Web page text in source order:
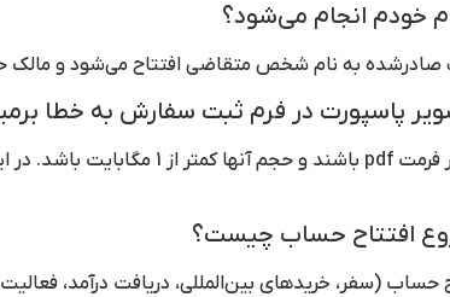
خودم انجام می‌شود؟
صادرشده به نام شخص متقاضی افتتاح می‌شود و
پاسپورت در فرم ثبت سفارش به خطا
افتتاح حساب چیست؟
حساب (سفر، خریدهای بین‌المللی، دریافت درآمد،